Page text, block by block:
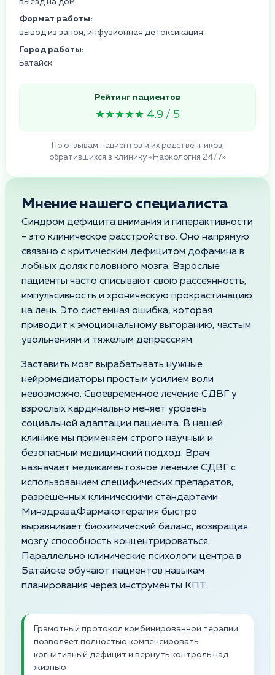
выезд на дом
Формат работы:
вывод из запоя, инфузионная детоксикация
Город работы:
Батайск
Рейтинг пациентов
★★★★★ 4.9 / 5
По отзывам пациентов и их родственников,
обратившихся в клинику «Наркология 24/7»
Мнение нашего специалиста
Синдром дефицита внимания и гиперактивности
- это клиническое расстройство. Оно напрямую
связано с критическим дефицитом дофамина в
лобных долях головного мозга. Взрослые
пациенты часто списывают свою рассеянность,
импульсивность и хроническую прокрастинацию
на лень. Это системная ошибка, которая
приводит к эмоциональному выгоранию, частым
увольнениям и тяжелым депрессиям.
Заставить мозг вырабатывать нужные
нейромедиаторы простым усилием воли
невозможно. Своевременное лечение СДВГ у
взрослых кардинально меняет уровень
социальной адаптации пациента. В нашей
клинике мы применяем строго научный и
безопасный медицинский подход. Врач
назначает медикаментозное лечение СДВГ с
использованием специфических препаратов,
разрешенных клиническими стандартами
Минздрава.Фармакотерапия быстро
выравнивает биохимический баланс, возвращая
мозгу способность концентрироваться.
Параллельно клинические психологи центра в
Батайске обучают пациентов навыкам
планирования через инструменты КПТ.
Грамотный протокол комбинированной терапии
позволяет полностью компенсировать
когнитивный дефицит и вернуть контроль над
жизнью